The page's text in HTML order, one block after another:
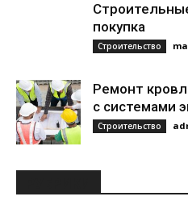
покупка
Строительство
Ремонт
с системами
Строительство